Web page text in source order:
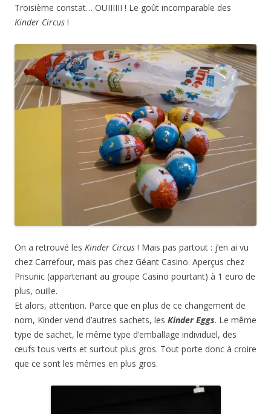
Troisième constat… OUIIIIII ! Le goût incomparable des
Kinder Circus !
On a retrouvé les Kinder Circus ! Mais pas partout : j’en ai vu
chez Carrefour, mais pas chez Géant Casino. Aperçus chez
Prisunic (appartenant au groupe Casino pourtant) à 1 euro de
plus, ouille.
Et alors, attention. Parce que en plus de ce changement de
nom, Kinder vend d’autres sachets, les Kinder Eggs. Le même
type de sachet, le même type d’emballage individuel, des
œufs tous verts et surtout plus gros. Tout porte donc à croire
que ce sont les mêmes en plus gros.